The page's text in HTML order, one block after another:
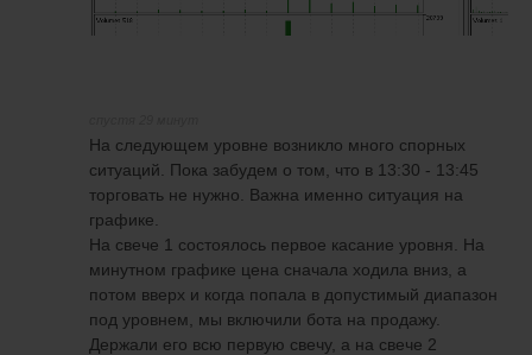
На следующем уровне возникло много спорных
ситуаций. Пока забудем о том, что в 13:30 - 13:45
торговать не нужно. Важна именно ситуация на
графике.
На свече 1 состоялось первое касание уровня. На
минутном графике цена сначала ходила вниз, а
потом вверх и когда попала в допустимый диапазон
под уровнем, мы включили бота на продажу.
Держали его всю первую свечу, а на свече 2